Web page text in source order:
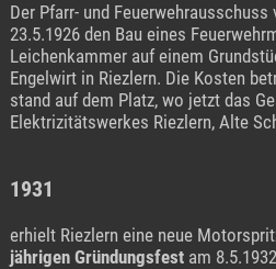
Der Pfarr- und
23.5.1926 den Bau eines
Leichenkammer auf einem
Engelwirt in Riezlern. Die Kosten
stand auf dem Platz, wo jetzt das
Elektrizitätswerkes Riezlern, Alte
1931
erhielt Riezlern eine neue
jährigen Gründungsfest am